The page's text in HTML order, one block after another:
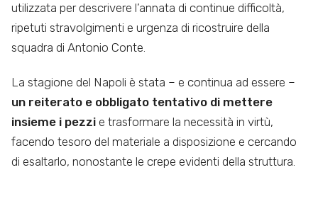
utilizzata per descrivere l’annata di continue difficoltà,
ripetuti stravolgimenti e urgenza di ricostruire della
squadra di Antonio Conte.
La stagione del Napoli è stata – e continua ad essere –
un reiterato e obbligato tentativo di mettere
insieme i pezzi e trasformare la necessità in virtù,
facendo tesoro del materiale a disposizione e cercando
di esaltarlo, nonostante le crepe evidenti della struttura.